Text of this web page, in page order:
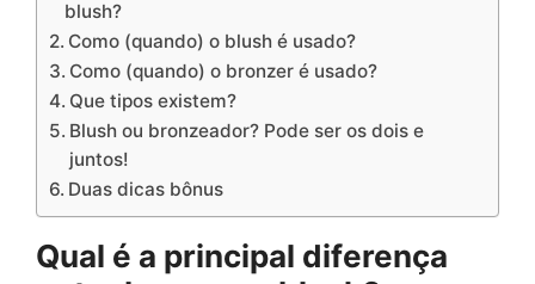
blush?
Como (quando) o blush é usado?
Como (quando) o bronzer é usado?
Que tipos existem?
Blush ou bronzeador? Pode ser os dois e
juntos!
Duas dicas bônus
Qual é a principal diferença